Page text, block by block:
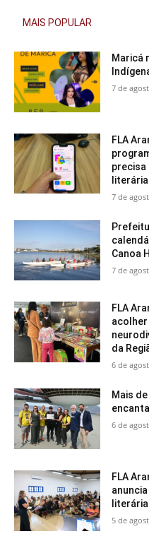
MAIS POPULAR
Maricá
7 de
FLA
precisa
literária
7 de
Canoa
7 de
FLA
da
6 de
Mais
6 de
FLA
5 de